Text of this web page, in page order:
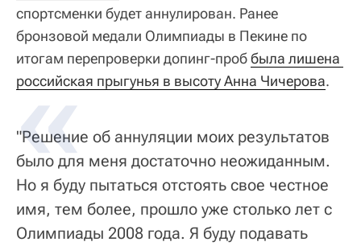
спортсменки будет аннулирован. Ранее
бронзовой медали Олимпиады в Пекине по
итогам перепроверки допинг-проббыла лишена
российская прыгунья в высоту Анна Чичерова.
"Решение об аннуляции моих результатов
было для меня достаточно неожиданным.
Но я буду пытаться отстоять свое честное
имя, тем более, прошло уже столько лет с
Олимпиады 2008 года. Я буду подавать